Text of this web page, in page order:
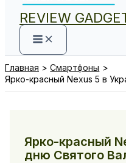
REVIEW
Главная
Смартфоны
Ярко-красный Nexus 5 в
Ярко-красный
дню Святого